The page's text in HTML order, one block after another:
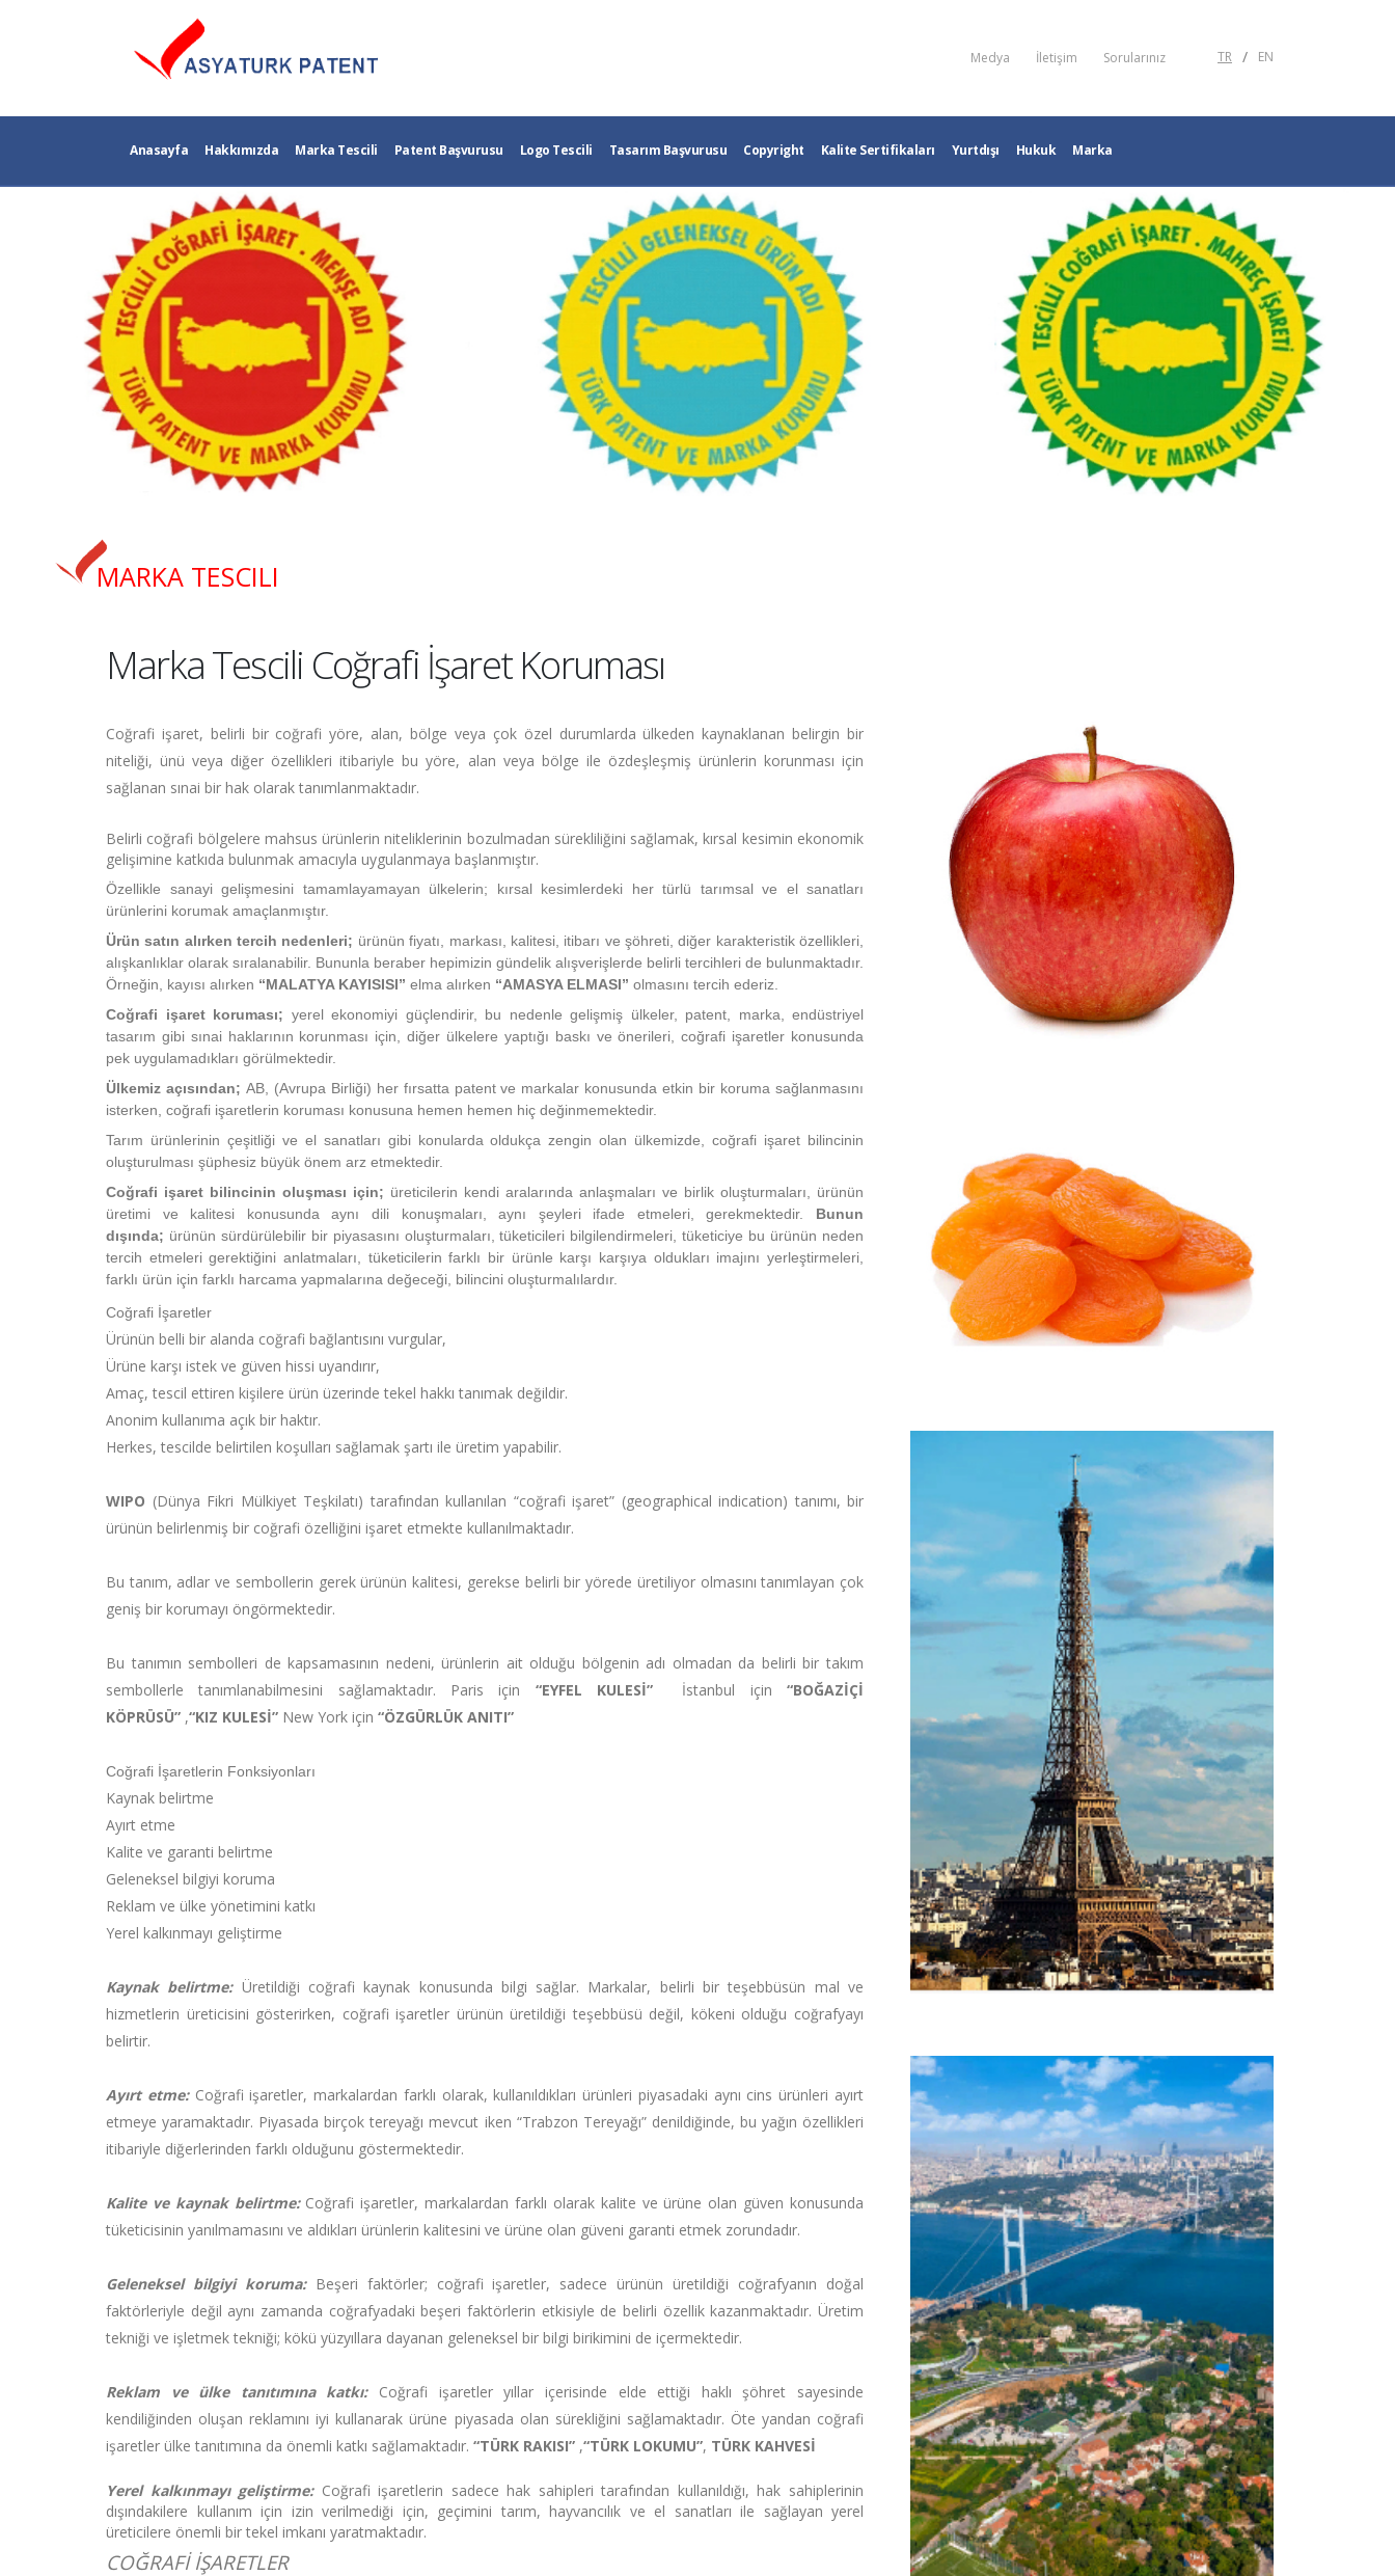
Medya İletişim Sorularınız TR / EN
Anasayfa Hakkımızda Marka Tescili Patent Başvurusu Logo Tescili Tasarım Başvurusu Copyright Kalite Sertifikaları Yurtdışı Hukuk Marka
MARKA TESCILI
Marka Tescili Coğrafi İşaret Koruması
Coğrafi işaret, belirli bir coğrafi yöre, alan, bölge veya çok özel durumlarda ülkeden kaynaklanan belirgin bir
niteliği, ünü veya diğer özellikleri itibariyle bu yöre, alan veya bölge ile özdeşleşmiş ürünlerin korunması için
sağlanan sınai bir hak olarak tanımlanmaktadır.
Belirli coğrafi bölgelere mahsus ürünlerin niteliklerinin bozulmadan sürekliliğini sağlamak, kırsal kesimin ekonomik
gelişimine katkıda bulunmak amacıyla uygulanmaya başlanmıştır.
Özellikle sanayi gelişmesini tamamlayamayan ülkelerin; kırsal kesimlerdeki her türlü tarımsal ve el sanatları
ürünlerini korumak amaçlanmıştır.
Ürün satın alırken tercih nedenleri; ürünün fiyatı, markası, kalitesi, itibarı ve şöhreti, diğer karakteristik özellikleri,
alışkanlıklar olarak sıralanabilir. Bununla beraber hepimizin gündelik alışverişlerde belirli tercihleri de bulunmaktadır.
Örneğin, kayısı alırken “MALATYA KAYISISI” elma alırken “AMASYA ELMASI” olmasını tercih ederiz.
Coğrafi işaret koruması; yerel ekonomiyi güçlendirir, bu nedenle gelişmiş ülkeler, patent, marka, endüstriyel
tasarım gibi sınai haklarının korunması için, diğer ülkelere yaptığı baskı ve önerileri, coğrafi işaretler konusunda
pek uygulamadıkları görülmektedir.
Ülkemiz açısından; AB, (Avrupa Birliği) her fırsatta patent ve markalar konusunda etkin bir koruma sağlanmasını
isterken, coğrafi işaretlerin koruması konusuna hemen hemen hiç değinmemektedir.
Tarım ürünlerinin çeşitliği ve el sanatları gibi konularda oldukça zengin olan ülkemizde, coğrafi işaret bilincinin
oluşturulması şüphesiz büyük önem arz etmektedir.
Coğrafi işaret bilincinin oluşması için; üreticilerin kendi aralarında anlaşmaları ve birlik oluşturmaları, ürünün
üretimi ve kalitesi konusunda aynı dili konuşmaları, aynı şeyleri ifade etmeleri, gerekmektedir. Bunun
dışında; ürünün sürdürülebilir bir piyasasını oluşturmaları, tüketicileri bilgilendirmeleri, tüketiciye bu ürünün neden
tercih etmeleri gerektiğini anlatmaları, tüketicilerin farklı bir ürünle karşı karşıya oldukları imajını yerleştirmeleri,
farklı ürün için farklı harcama yapmalarına değeceği, bilincini oluşturmalılardır.
Coğrafi İşaretler
Ürünün belli bir alanda coğrafi bağlantısını vurgular,
Ürüne karşı istek ve güven hissi uyandırır,
Amaç, tescil ettiren kişilere ürün üzerinde tekel hakkı tanımak değildir.
Anonim kullanıma açık bir haktır.
Herkes, tescilde belirtilen koşulları sağlamak şartı ile üretim yapabilir.
WIPO (Dünya Fikri Mülkiyet Teşkilatı) tarafından kullanılan “coğrafi işaret” (geographical indication) tanımı, bir
ürünün belirlenmiş bir coğrafi özelliğini işaret etmekte kullanılmaktadır.
Bu tanım, adlar ve sembollerin gerek ürünün kalitesi, gerekse belirli bir yörede üretiliyor olmasını tanımlayan çok
geniş bir korumayı öngörmektedir.
Bu tanımın sembolleri de kapsamasının nedeni, ürünlerin ait olduğu bölgenin adı olmadan da belirli bir takım
sembollerle tanımlanabilmesini sağlamaktadır. Paris için “EYFEL KULESİ”İstanbul için“BOĞAZİÇİ
KÖPRÜSÜ” ,“KIZ KULESİ” New York için “ÖZGÜRLÜK ANITI”
Coğrafi İşaretlerin Fonksiyonları
Kaynak belirtme
Ayırt etme
Kalite ve garanti belirtme
Geleneksel bilgiyi koruma
Reklam ve ülke yönetimini katkı
Yerel kalkınmayı geliştirme
Kaynak belirtme: Üretildiği coğrafi kaynak konusunda bilgi sağlar. Markalar, belirli bir teşebbüsün mal ve
hizmetlerin üreticisini gösterirken, coğrafi işaretler ürünün üretildiği teşebbüsü değil, kökeni olduğu coğrafyayı
belirtir.
Ayırt etme: Coğrafi işaretler, markalardan farklı olarak, kullanıldıkları ürünleri piyasadaki aynı cins ürünleri ayırt
etmeye yaramaktadır. Piyasada birçok tereyağı mevcut iken “Trabzon Tereyağı” denildiğinde, bu yağın özellikleri
itibariyle diğerlerinden farklı olduğunu göstermektedir.
Kalite ve kaynak belirtme: Coğrafi işaretler, markalardan farklı olarak kalite ve ürüne olan güven konusunda
tüketicisinin yanılmamasını ve aldıkları ürünlerin kalitesini ve ürüne olan güveni garanti etmek zorundadır.
Geleneksel bilgiyi koruma: Beşeri faktörler; coğrafi işaretler, sadece ürünün üretildiği coğrafyanın doğal
faktörleriyle değil aynı zamanda coğrafyadaki beşeri faktörlerin etkisiyle de belirli özellik kazanmaktadır. Üretim
tekniği ve işletmek tekniği; kökü yüzyıllara dayanan geleneksel bir bilgi birikimini de içermektedir.
Reklam ve ülke tanıtımına katkı: Coğrafi işaretler yıllar içerisinde elde ettiği haklı şöhret sayesinde
kendiliğinden oluşan reklamını iyi kullanarak ürüne piyasada olan sürekliğini sağlamaktadır. Öte yandan coğrafi
işaretler ülke tanıtımına da önemli katkı sağlamaktadır. “TÜRK RAKISI” ,“TÜRK LOKUMU”, TÜRK KAHVESİ
Yerel kalkınmayı geliştirme: Coğrafi işaretlerin sadece hak sahipleri tarafından kullanıldığı, hak sahiplerinin
dışındakilere kullanım için izin verilmediği için, geçimini tarım, hayvancılık ve el sanatları ile sağlayan yerel
üreticilere önemli bir tekel imkanı yaratmaktadır.
COĞRAFİ İŞARETLER